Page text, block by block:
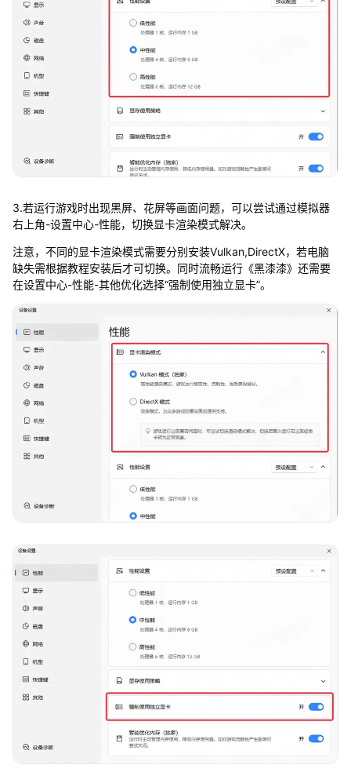
3.若运行游戏时出现黑屏、花屏等画面问题，可以尝试通过模拟器
右上角-设置中心-性能，切换显卡渲染模式解决。
注意，不同的显卡渲染模式需要分别安装Vulkan,DirectX，若电脑
缺失需根据教程安装后才可切换。同时流畅运行《黑漆漆》还需要
在设置中心-性能-其他优化选择“强制使用独立显卡”。